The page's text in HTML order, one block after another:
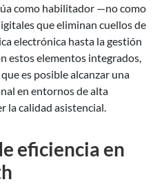
como habilitador —no como
que eliminan cuellos de
electrónica hasta la gestión
estos elementos integrados,
es posible alcanzar una
en entornos de alta
la calidad asistencial.
eficiencia en